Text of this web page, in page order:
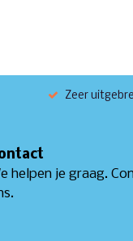
Zeer
helpen je graag.